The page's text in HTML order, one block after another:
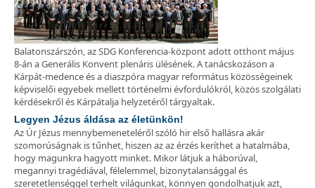
Balatonszárszón, az SDG Konferencia-központ adott otthont május
8-án a Generális Konvent plenáris ülésének. A tanácskozáson a
Kárpát-medence és a diaszpóra magyar református közösségeinek
képviselői egyebek mellett történelmi évfordulókról, közös szolgálati
kérdésekről és Kárpátalja helyzetéről tárgyaltak.
Legyen Jézus áldása az életünkön!
Az Úr Jézus mennybemeneteléről szóló hir első hallásra akár
szomorúságnak is tűnhet, hiszen az az érzés keríthet a hatalmába,
hogy magunkra hagyott minket. Mikor látjuk a háborúval,
megannyi tragédiával, félelemmel, bizonytalansággal és
szeretetlenséggel terhelt világunkat, könnyen gondolhatjuk azt,